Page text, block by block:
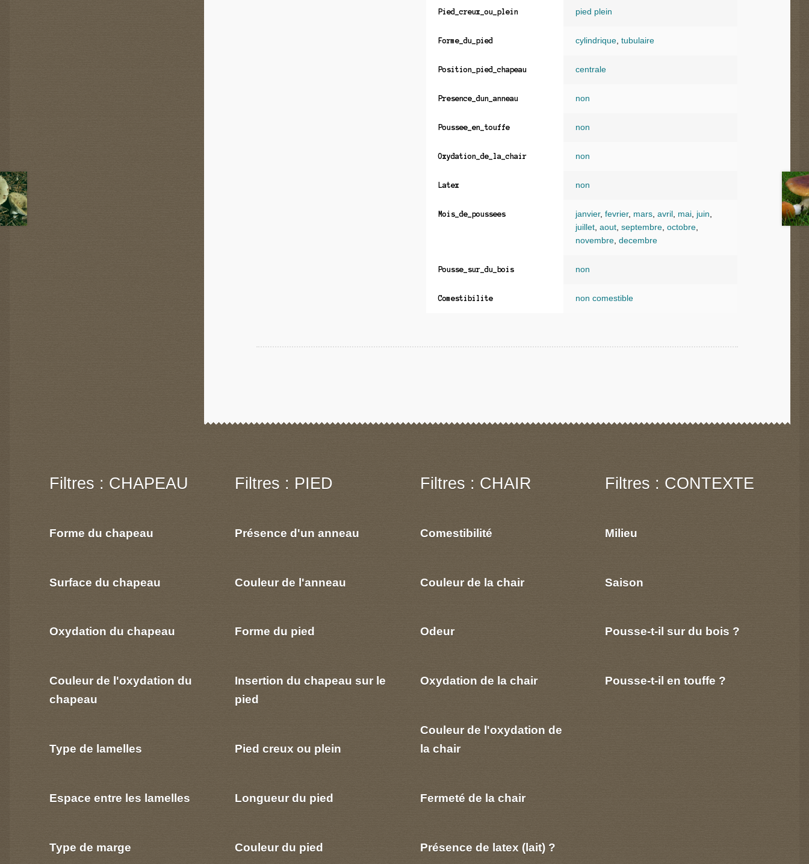
Pied_creux_ou_plein pied plein
Forme_du_pied cylindrique, tubulaire
Position_pied_chapeau centrale
Presence_dun_anneau non
Poussee_en_touffe non
Oxydation_de_la_chair non
Latex non
Mois_de_poussees janvier, fevrier, mars, avril mai, juin
juillet, aout, septembre, octobre,
novembre, decembre
Pousse_sur_du_bois non
Comestibilite non comestible
Filtres : CHAPEAU
Forme du chapeau
Surface du chapeau
Oxydation du chapeau
Couleur de l'oxydation du
chapeau
Type de lamelles
Espace entre les lamelles
Type de marge
Filtres : PIED
Présence d'un anneau
Couleur de l'anneau
Forme du pied
Insertion du chapeau sur le
pied
Pied creux ou plein
Longueur du pied
Couleur du pied
Filtres : CHAIR
Comestibilité
Couleur de la chair
Odeur
Oxydation de la chair
Couleur de l'oxydation de
la chair
Fermeté de la chair
Présence de latex (lait) ?
Filtres : CONTEXTE
Milieu
Saison
Pousse-t-il sur du bois ?
Pousse-t-il en touffe ?